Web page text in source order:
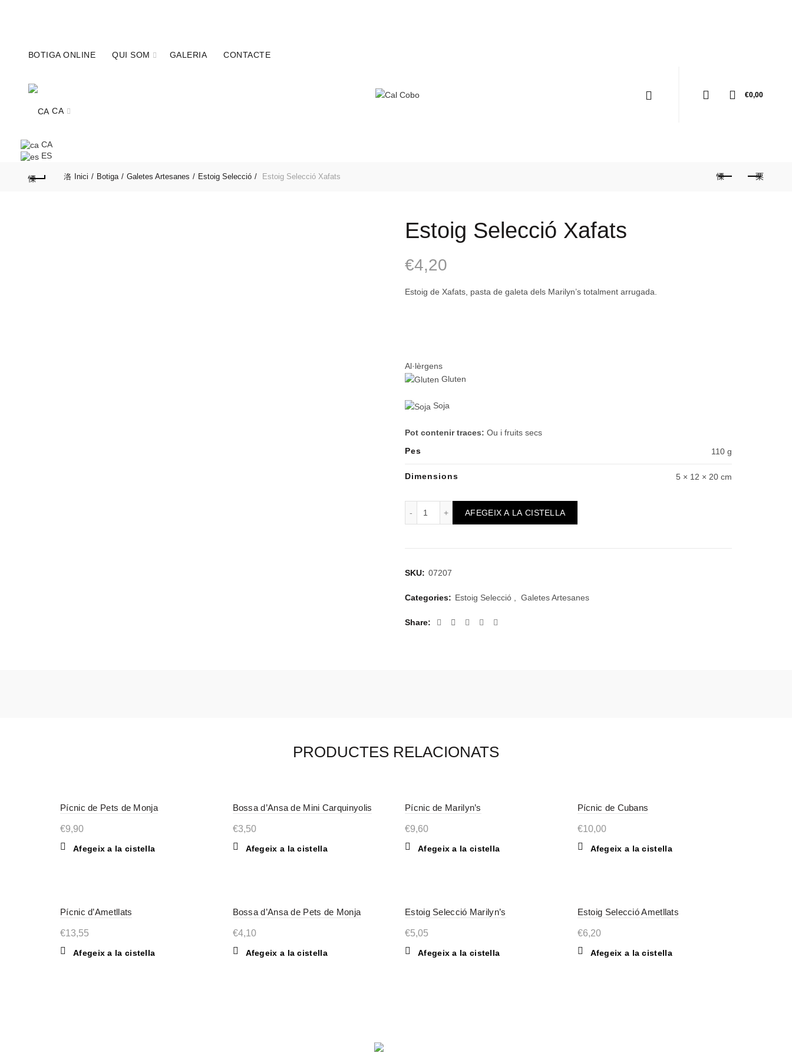
BOTIGA ONLINE QUI SOM GALERIA CONTACTE
CA
CA
ES
€0,00
Inici Botiga Galetes Artesanes Estoig Selecció Estoig Selecció Xafats
Estoig Selecció Xafats
€4,20
Estoig de Xafats, pasta de galeta dels Marilyn’s totalment arrugada.
Al·lèrgens
Gluten
Soja
Pot contenir traces: Ou i fruits secs
Pes
110 g
Dimensions 5 × 12 × 20 cm
AFEGEIX A LA CISTELLA
SKU: 07207
Categories: Estoig Selecció Galetes Artesanes
Share
PRODUCTES RELACIONATS
Pícnic de Pets de Monja
€9,90
Afegeix a la cistella
Bossa d’Ansa de Mini Carquinyolis
€3,50
Afegeix a la cistella
Pícnic de Marilyn’s
€9,60
Afegeix a la cistella
Pícnic de Cubans
€10,00
Afegeix a la cistella
Pícnic d’Ametllats
€13,55
Afegeix a la cistella
Bossa d’Ansa de Pets de Monja
€4,10
Afegeix a la cistella
Estoig Selecció Marilyn’s
€5,05
Afegeix a la cistella
Estoig Selecció Ametllats
€6,20
Afegeix a la cistella